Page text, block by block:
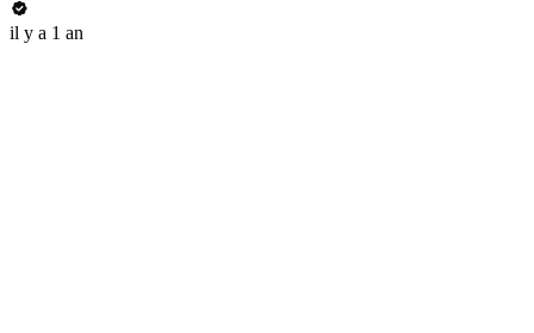
il y a 1 an